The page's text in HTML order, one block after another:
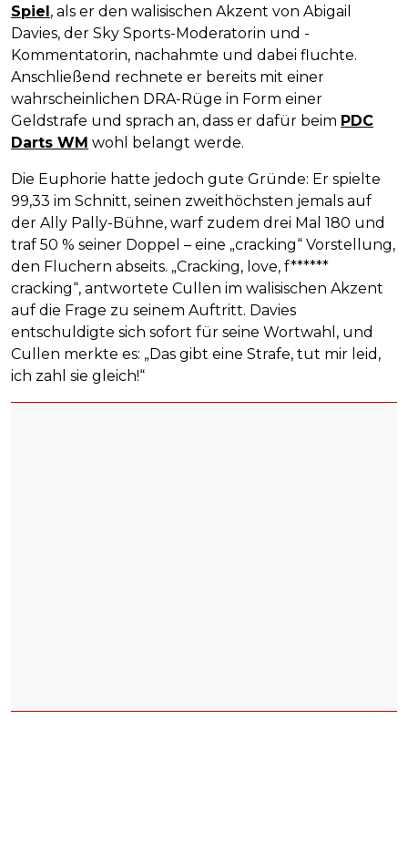
Spiel , als er den walisischen Akzent von Abigail
Davies, der Sky Sports-Moderatorin und -
Kommentatorin, nachahmte und dabei fluchte.
Anschließend rechnete er bereits mit einer
wahrscheinlichen DRA-Rüge in Form einer
Geldstrafe und sprach an, dass er dafür beim PDC
Darts WM wohl belangt werde.
Die Euphorie hatte jedoch gute Gründe: Er spielte
99,33 im Schnitt, seinen zweithöchsten jemals auf
der Ally Pally-Bühne, warf zudem drei Mal 180 und
traf 50 % seiner Doppel – eine „cracking“ Vorstellung,
den Fluchern abseits. „Cracking, love, f******
cracking“, antwortete Cullen im walisischen Akzent
auf die Frage zu seinem Auftritt. Davies
entschuldigte sich sofort für seine Wortwahl, und
Cullen merkte es: „Das gibt eine Strafe, tut mir leid,
ich zahl sie gleich!“